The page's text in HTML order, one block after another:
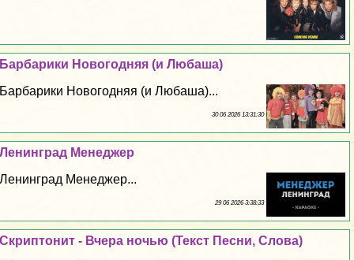
Барбарики Новогодняя (и Любаша)
Барбарики Новогодняя (и Любаша)...
30 06 2026 13:31:30
Ленинград Менеджер
Ленинград Менеджер...
29 06 2026 3:38:33
Скриптонит - Вчера ночью (Текст Песни, Слова)